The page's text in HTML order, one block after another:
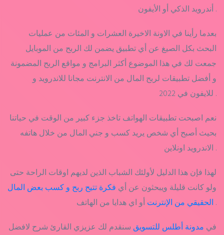
أندرويد الذكي أو الأيفون .
بعدما رأينا في الاونة الاخيرة العشرات و المئات من عمليات
البحث بكل الصيغ عن أي تطبيق يضمن لك الربح من الموبايل
جمعت لك في هذا الموضوع أكثر البرامج و مواقع الربح المضمونة
و أفضل تطبيقات لربح المال من الانترنت مجانا للاندرويد و
للايفون في 2022 .
نعم اصبحت تطبيقات الهواتف تاخذ جزء كبير من الوقت في حياتنا
بحيث أصبح أي شخص يريد كسب و جني المال من خلال هاتفه
الاندرويد اونلاين .
لهذا فإن هذا الدليل لأولئك الشباب الذين لديهم اوقات الراحة حتى
ولو كانت قليلة ويبحثون عن أي فكرة تتيح ربح و كسب بعض المال
الحقيقي من الإنترنت أو اي هدايا من الهاتف .
في مدونة أطلس للتسويق سنقدم لك عزيزي القارئ شرح لافضل